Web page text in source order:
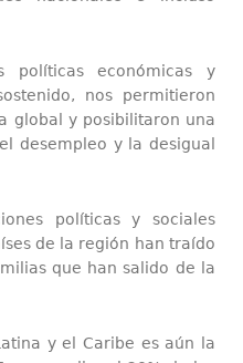
políticas económicas y
nos permitieron
global y posibilitaron una
desempleo y la desigual
políticas y sociales
de la región han traído
que han salido de la
y el Caribe es aún la